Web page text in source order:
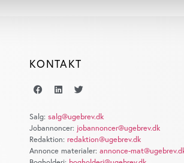
KONTAKT
Salg: salg@ugebrev.dk
Jobannoncer: jobannoncer@ugebrev.dk
Redaktion: redaktion@ugebrev.dk
Annonce materialer: annonce-